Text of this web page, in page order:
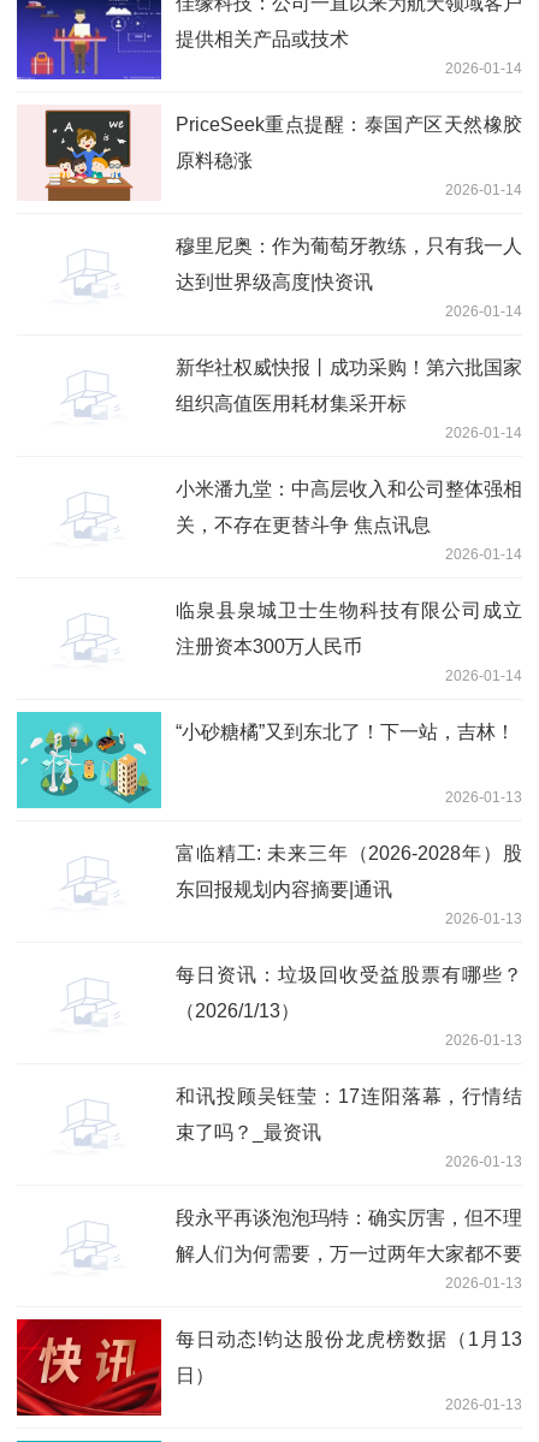
提供相关产品或技术
2026-01-14
PriceSeek重点提醒：泰国产区天然橡胶
原料稳涨
2026-01-14
穆里尼奥：作为葡萄牙教练，只有我一人
达到世界级高度|快资讯
2026-01-14
新华社权威快报丨成功采购！第六批国家
组织高值医用耗材集采开标
2026-01-14
小米潘九堂：中高层收入和公司整体强相
关，不存在更替斗争 焦点讯息
2026-01-14
临泉县泉城卫士生物科技有限公司成立
注册资本300万人民币
2026-01-14
“小砂糖橘”又到东北了！下一站，吉林！
2026-01-13
富临精工: 未来三年（2026-2028年）股
东回报规划内容摘要|通讯
2026-01-13
每日资讯：垃圾回收受益股票有哪些？
（2026/1/13）
2026-01-13
和讯投顾吴钰莹：17连阳落幕，行情结
束了吗？_最资讯
2026-01-13
段永平再谈泡泡玛特：确实厉害，但不理
解人们为何需要，万一过两年大家都不要
2026-01-13
每日动态!钧达股份龙虎榜数据（1月13
日）
2026-01-13